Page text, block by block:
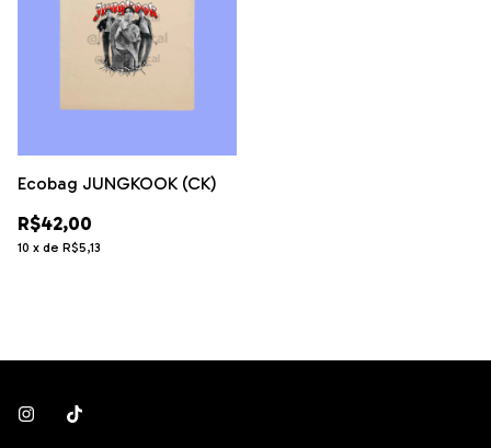
Ecobag JUNGKOOK (CK)
R$42,00
10 x de R$5,13